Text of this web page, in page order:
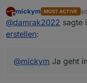
Offline
mickym MOST ACTIVE
@damrak2022 sagte
erstellen:
@mickym Ja geht